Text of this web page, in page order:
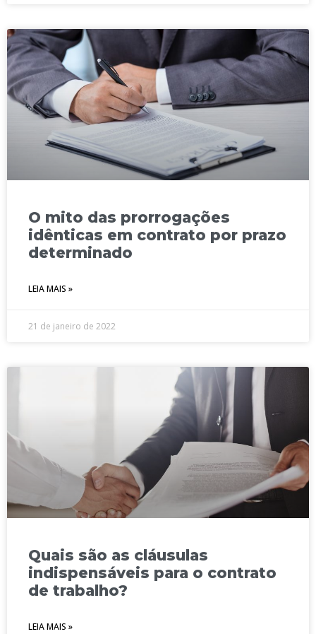
O mito das prorrogações
idênticas em contrato por prazo
determinado
LEIA MAIS »
21 de janeiro de 2022
Quais são as cláusulas
indispensáveis para o contrato
de trabalho?
LEIA MAIS »